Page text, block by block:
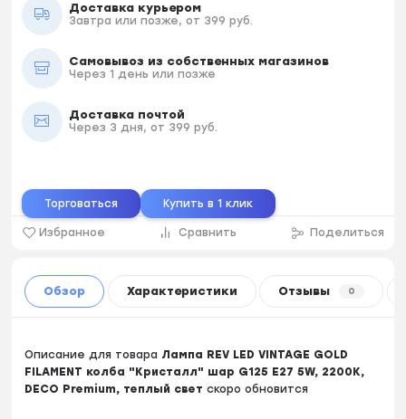
Доставка курьером
Завтра или позже, от 399 руб.
Самовывоз из собственных магазинов
Через 1 день или позже
Доставка почтой
Через 3 дня, от 399 руб.
Избранное Сравнить Поделиться
Торговаться Купить в 1 клик
Обзор Характеристики Отзывы 0
Описание для товара Лампа REV LED VINTAGE GOLD
FILAMENT колба "Кристалл" шар G125 E27 5W, 2200K,
DECO Premium, теплый свет скоро обновится